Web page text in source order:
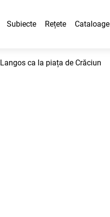
Subiecte Rețete Cataloage
Langos ca la piața de Crăciun